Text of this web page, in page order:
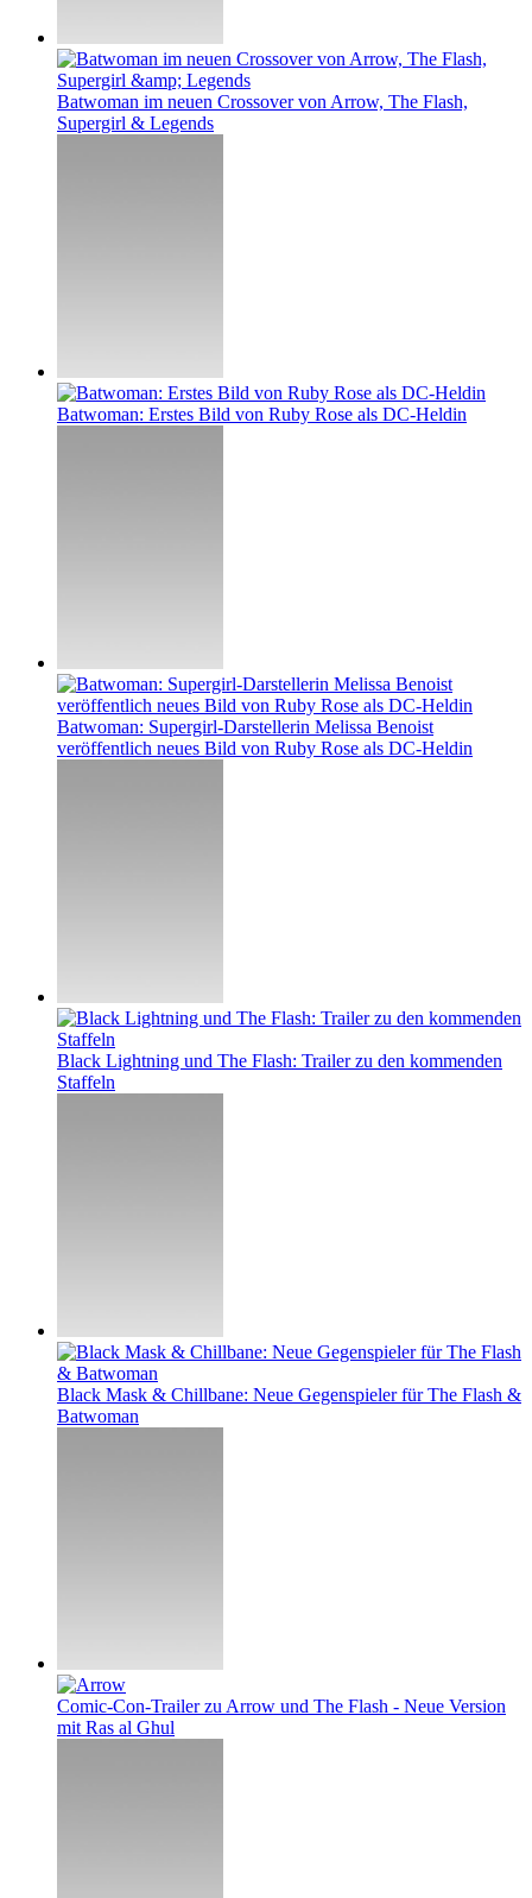
Batwoman im neuen Crossover von Arrow, The Flash,
Supergirl & Legends
Batwoman: Erstes Bild von Ruby Rose als DC-Heldin
Batwoman: Supergirl-Darstellerin Melissa Benoist
veröffentlich neues Bild von Ruby Rose als DC-Heldin
Black Lightning und The Flash: Trailer zu den kommenden
Staffeln
Black Mask & Chillbane: Neue Gegenspieler für The Flash &
Batwoman
Comic-Con-Trailer zu Arrow und The Flash - Neue Version
mit Ras al Ghul